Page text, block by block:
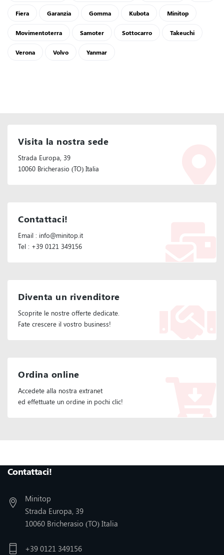
Fiera Garanzia Gomma Kubota Minitop
Movimentoterra Samoter Sottocarro Takeuchi
Verona Volvo Yanmar
Visita la nostra sede
Strada Europa, 39
10060 Bricherasio (TO) Italia
Contattaci!
Email : info@minitop.it
Tel : +39 0121 349156
Diventa un rivenditore
Scoprite le nostre offerte dedicate.
Fate crescere il vostro business!
Ordina online
Accedete alla nostra extranet
ed effettuate un ordine in pochi clic!
Contattaci!
Minitop
Strada Europa, 39
10060 Bricherasio (TO) Italia
+39 0121 349156